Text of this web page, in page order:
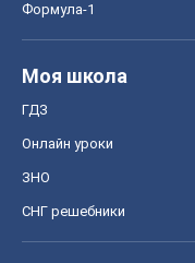
Формула-1
Моя школа
ГДЗ
Онлайн уроки
ЗНО
СНГ решебники